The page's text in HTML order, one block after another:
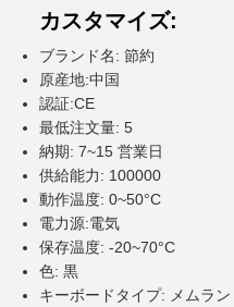
カスタマイズ:
ブランド名: 節約
原産地:中国
認証:CE
最低注文量: 5
納期: 7~15 営業日
供給能力: 100000
動作温度: 0~50°C
電力源:電気
保存温度: -20~70°C
色: 黒
キーボードタイプ: メムラン